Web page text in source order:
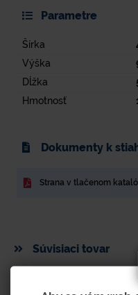
Parametre
Šírka
Výška
Dĺžka
Hmotnosť
Dokumenty k
Strana v tlačenom
Súvisiaci tovar